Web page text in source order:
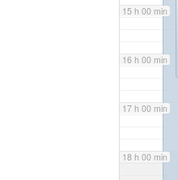
15 h 00 min
16 h 00 min
17 h 00 min
18 h 00 min